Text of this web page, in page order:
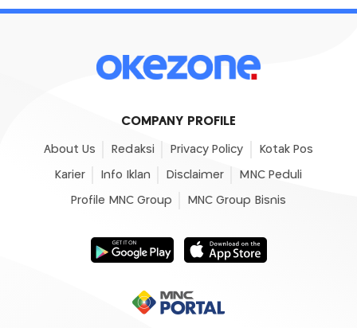
COMPANY PROFILE
About Us Redaksi Privacy Policy Kotak Pos
Karier Info Iklan Disclaimer MNC Peduli
Profile MNC Group MNC Group Bisnis